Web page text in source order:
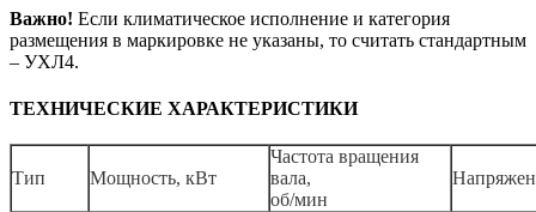
Важно! Если климатическое исполнение и категория
размещения в маркировке не указаны, то считать стандартным
– УХЛ4.
ТЕХНИЧЕСКИЕ ХАРАКТЕРИСТИКИ
Тип Мощность, кВт
Частота вращения
вала,
об/мин